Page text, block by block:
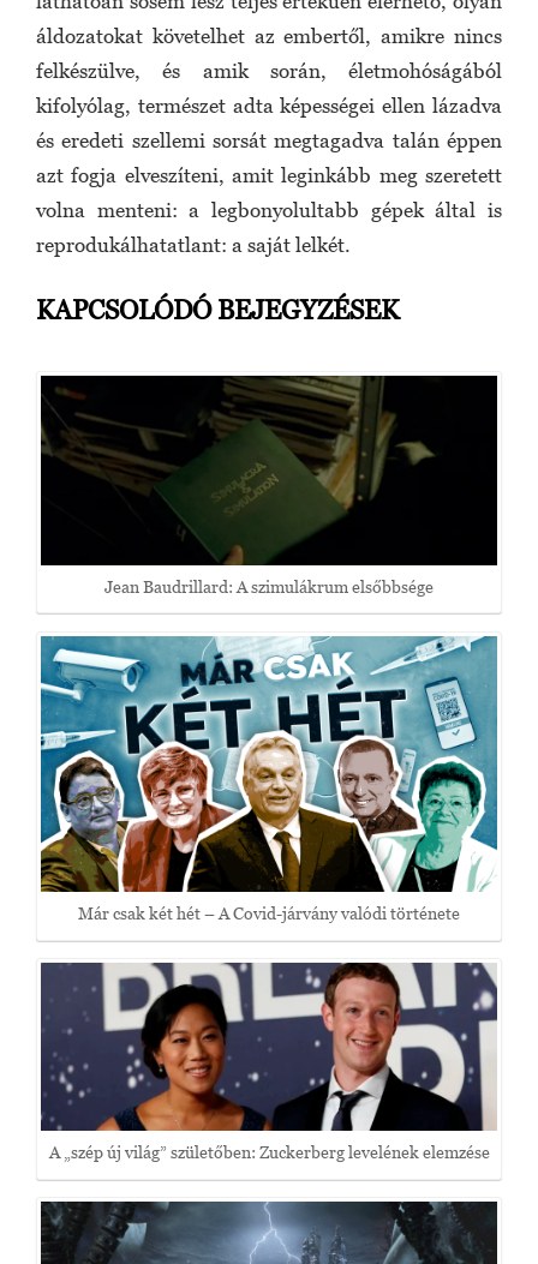
áldozatokat követelhet az embertől, amikre nincs
felkészülve, és amik során, életmohóságából
kifolyólag, természet adta képességei ellen lázadva
és eredeti szellemi sorsát megtagadva talán éppen
azt fogja elveszíteni, amit leginkább meg szeretett
volna menteni: a legbonyolultabb gépek által is
reprodukálhatatlant: a saját lelkét.
KAPCSOLÓDÓ BEJEGYZÉSEK
Jean Baudrillard: A szimulákrum elsőbbsége
Már csak két hét – A Covid-járvány valódi története
A „szép új világ” születőben: Zuckerberg levelének elemzése